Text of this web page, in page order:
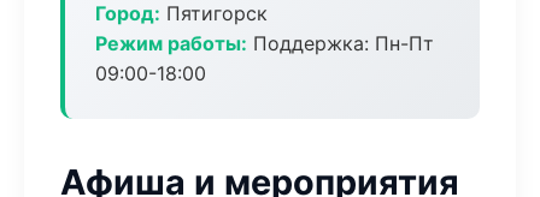
Город: Пятигорск
Режим работы: Поддержка: Пн-Пт
09:00-18:00
Афиша и мероприятия